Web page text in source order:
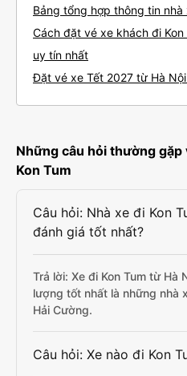
Bảng tổng hợp thông tin nhà
Cách đặt vé xe khách đi
uy tín nhất
Đặt vé xe Tết 2027 từ Hà Nội
Những câu hỏi thường
Kon Tum
Câu hỏi: Nhà xe đi Kon
đánh giá tốt nhất?
Trả lời: Xe đi Kon Tum từ Hà
lượng tốt nhất là những nhà
Hải Cường.
Câu hỏi: Xe nào đi Kon